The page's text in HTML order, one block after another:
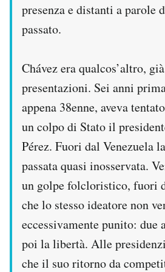
presenza e distanti a parole
passato.
Chávez era qualcos’altro,
presentazioni. Sei anni
appena 38enne, aveva
un colpo di Stato il
Pérez. Fuori dal Venezuela
passata quasi inosservata.
un golpe folcloristico, fuori
che lo stesso ideatore non
eccessivamente punito: due
poi la libertà. Alle
che il suo ritorno da